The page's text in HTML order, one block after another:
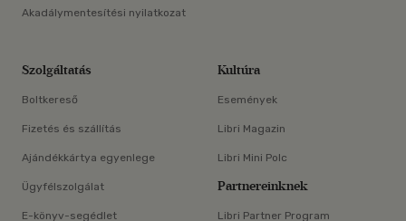
Akadálymentesítési nyilatkozat
Szolgáltatás
Boltkereső
Fizetés és szállítás
Ajándékkártya egyenlege
Ügyfélszolgálat
E-könyv-segédlet
Kultúra
Események
Libri Magazin
Libri Mini Polc
Partnereinknek
Libri Partner Program